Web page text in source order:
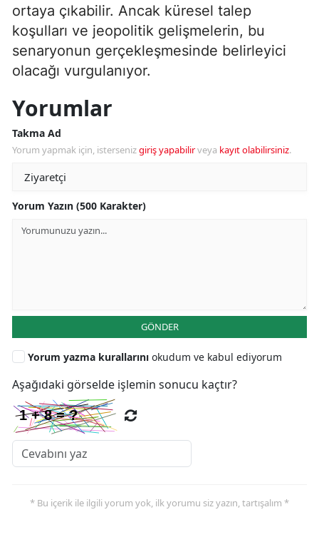
ortaya çıkabilir. Ancak küresel talep
koşulları ve jeopolitik gelişmelerin, bu
senaryonun gerçekleşmesinde belirleyici
olacağı vurgulanıyor.
Yorumlar
Takma Ad
Yorum yapmak için, istersenizgiriş yapabilirveya kayıt olabilirsiniz.
Yorum Yazın (500 Karakter)
GÖNDER
Yorum yazma kurallarını okudum ve kabul ediyorum
Aşağıdaki görselde işlemin sonucu kaçtır?
* Bu içerik ile ilgili yorum yok, ilk yorumu siz yazın, tartışalım *